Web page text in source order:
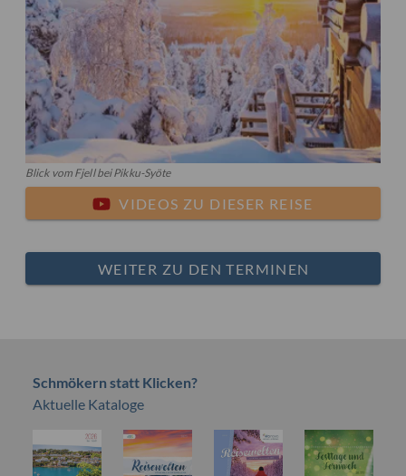
Blick vom Fjell bei Pikku-Syöte
VIDEOS ZU DIESER REISE
WEITER ZU DEN TERMINEN
Schmökern statt Klicken?
Aktuelle Kataloge